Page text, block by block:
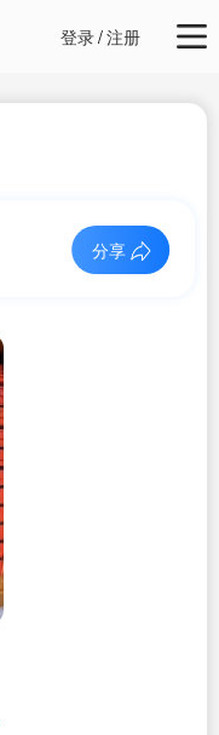
登录/注册
分享